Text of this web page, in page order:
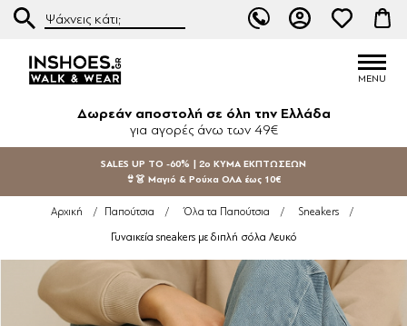
Δωρεάν αποστολή σε όλη την Ελλάδα
για αγορές άνω των 49€
SALES UP TO -60% | 2ο ΚΥΜΑ ΕΚΠΤΩΣΕΩΝ
👙👗 Μαγιό & Ρούχα ΟΛΑ έως 10€
Αρχική / Παπούτσια / Όλα τα Παπούτσια / Sneakers /
Γυναικεία sneakers με διπλή σόλα Λευκό